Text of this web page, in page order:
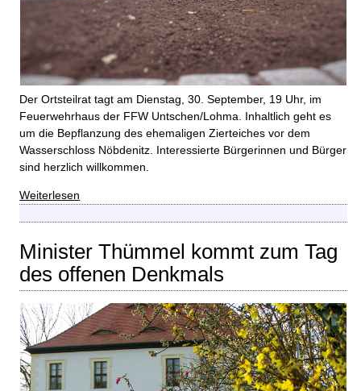
Der Ortsteilrat tagt am Dienstag, 30. September, 19 Uhr, im
Feuerwehrhaus der FFW Untschen/Lohma. Inhaltlich geht es
um die Bepflanzung des ehemaligen Zierteiches vor dem
Wasserschloss Nöbdenitz. Interessierte Bürgerinnen und Bürger
sind herzlich willkommen.
Weiterlesen
Minister Thümmel kommt zum Tag
des offenen Denkmals